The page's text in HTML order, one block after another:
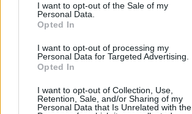
I want to opt-out of the Sale of my
Personal Data.
Opted In
I want to opt-out of processing my
Personal Data for Targeted Advertising.
Opted In
I want to opt-out of Collection, Use,
Retention, Sale, and/or Sharing of my
Personal Data that Is Unrelated with the
Holdampf Gergő
VENDÉG GÓLSZERZŐK
Hahn János
Gyurkits Gergo